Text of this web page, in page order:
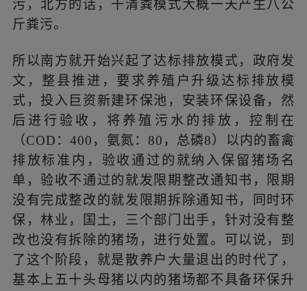
污，北方的话，干清粪模式大概一天产生八公
斤粪污。
所以南方就开始兴起了达标排放模式，政府发
文，整县推进，要求养殖户升级达标排放模
式，投入巨资新建环保池，安装环保设备，然
后进行验收，将养殖污水的排放，控制在
（COD：400，氨氮：80，总磷8）以内的畜禽
排放标准内， 验收通过的就纳入保留猪场名
单，验收不通过的就发限期整改通知书，限期
没有完成整改的就发限期拆除通知书，同时环
保，林业，国土，三个部门出手，针对没有整
改也没有拆除的猪场，进行处置。可以说，到
了这个阶段，就是散养户大量退出的时代了，
基本上五十头母猪以内的猪场都不具备环保升